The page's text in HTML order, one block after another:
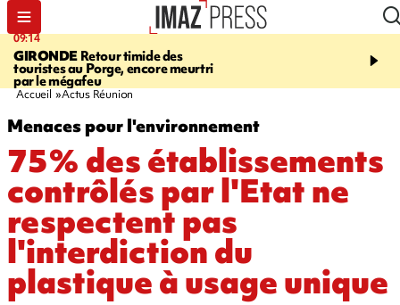
09:14
GIRONDE Retour timide des
touristes au Porge, encore meurtri
par le mégafeu
13:09
Des
font cinq morts en
Accueil Actus Réunion
Menaces pour l'environnement
75% des établissements
contrôlés par l'Etat ne
respectent pas
l'interdiction du
plastique à usage unique